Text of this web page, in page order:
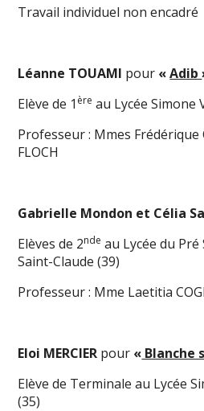
Travail individuel non encadré
Léanne TOUAMI pour «Adib
Elève de 1 ère au Lycée Simone
Professeur : Mmes Frédérique
FLOCH
Gabrielle Mondon et Célia
Elèves de 2nde au Lycée du
Saint-Claude (39)
Professeur : Mme Laetitia
Eloi MERCIER pour « Blanche
Elève de Terminale au Lycée
(35)